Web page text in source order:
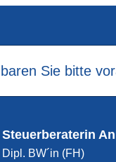
Sie bitte
Steuerberaterin
Dipl. BW´in (FH)